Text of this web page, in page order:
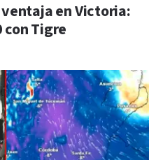
en Victoria:
con Tigre